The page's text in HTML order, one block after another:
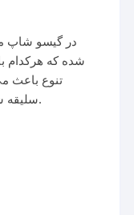
در گیسو شاپ
شده که هرکدام
تنوع باعث
سلیقه شخصی، بهترین انتخاب را داشته باشید.